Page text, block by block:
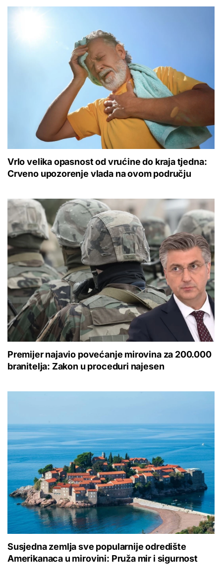
Vrlo velika opasnost od vrućine do kraja tjedna:
Crveno upozorenje vlada na ovom području
Premijer najavio povećanje mirovina za 200.000
branitelja: Zakon u proceduri najesen
Susjedna zemlja sve popularnije odredište
Amerikanaca u mirovini: Pruža mir i sigurnost